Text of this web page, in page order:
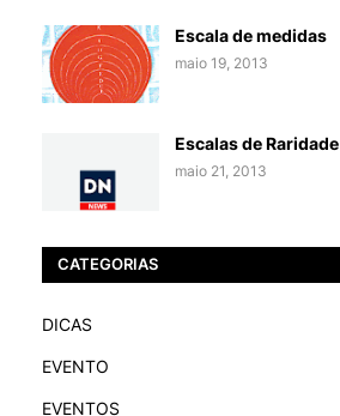
Escala de medidas
maio 19, 2013
Escalas de Raridade
maio 21, 2013
CATEGORIAS
DICAS
EVENTO
EVENTOS